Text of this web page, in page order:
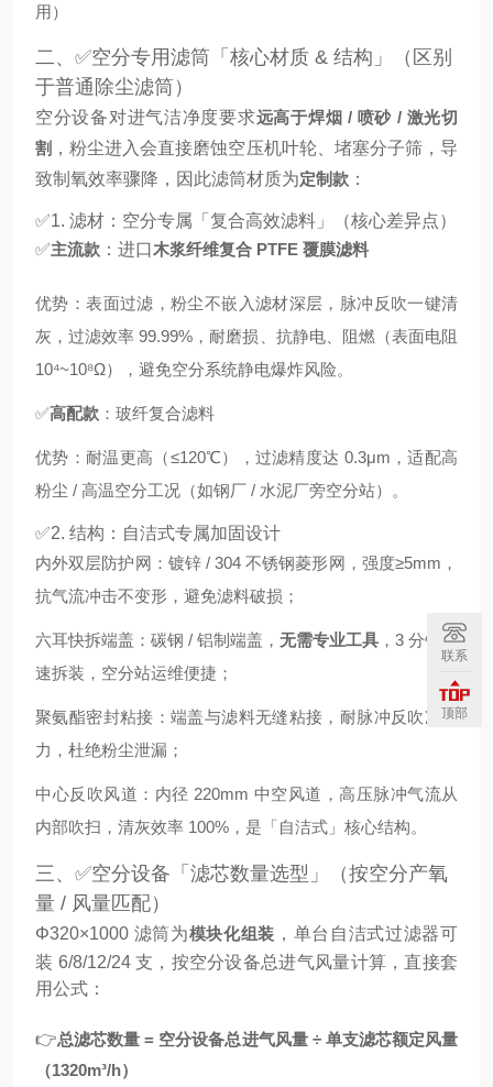
用）
二、✅空分专用滤筒「核心材质 & 结构」（区别
于普通除尘滤筒）
空分设备对进气洁净度要求远高于焊烟 / 喷砂 / 激光切
割 ，粉尘进入会直接磨蚀空压机叶轮、堵塞分子筛，导
致制氧效率骤降，因此滤筒材质为定制款 ：
✅1. 滤材：空分专属「复合高效滤料」（核心差异点）
✅主流款 ：进口木浆纤维复合 PTFE 覆膜滤料
优势：表面过滤，粉尘不嵌入滤材深层，脉冲反吹一键清
灰，过滤效率 99.99%，耐磨损、抗静电、阻燃（表面电阻
10⁴~10⁸Ω），避免空分系统静电爆炸风险。
✅高配款 ：玻纤复合滤料
优势：耐温更高（≤120℃），过滤精度达 0.3μm，适配高
粉尘 / 高温空分工况（如钢厂 / 水泥厂旁空分站）。
✅2. 结构：自洁式专属加固设计
内外双层防护网：镀锌 / 304 不锈钢菱形网，强度≥5mm，
抗气流冲击不变形，避免滤料破损；
六耳快拆端盖：碳钢 / 铝制端盖， 无需专业工具 ，3 分钟快
速拆装，空分站运维便捷；
聚氨酯密封粘接：端盖与滤料无缝粘接，耐脉冲反吹冲击
力，杜绝粉尘泄漏；
中心反吹风道：内径 220mm 中空风道，高压脉冲气流从
内部吹扫，清灰效率 100%，是「自洁式」核心结构。
三、✅空分设备「滤芯数量选型」（按空分产氧
量 / 风量匹配）
Φ320×1000 滤筒为模块化组装 ，单台自洁式过滤器可
装 6/8/12/24 支，按空分设备总进气风量计算，直接套
用公式：
👉总滤芯数量 = 空分设备总进气风量 ÷ 单支滤芯额定风量
（1320m³/h）
联系
顶部